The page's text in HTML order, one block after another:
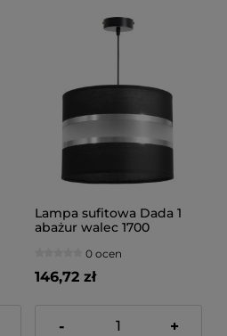
Lampa sufitowa Dada 1
abażur walec 1700
0 ocen
146,72 zł
- +